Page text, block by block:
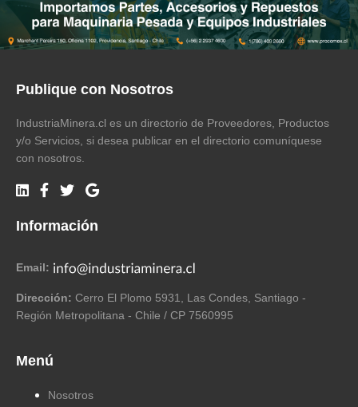
Publique con Nosotros
IndustriaMinera.cl es un directorio de Proveedores, Productos
y/o Servicios, si desea publicar en el directorio comuníquese
con nosotros.
Información
Email:
Dirección: Cerro El Plomo 5931, Las Condes, Santiago -
Región Metropolitana - Chile / CP 7560995
Menú
Nosotros